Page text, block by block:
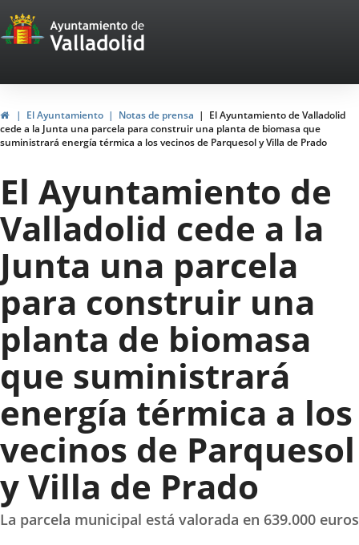
Portal
Web
del
Ayuntamiento
de
Valladolid
InicioEl Ayuntamiento Notas de prensa
El Ayuntamiento de Valladolid
cede a la Junta una parcela para construir una planta de biomasa que
suministrará energía térmica a los vecinos de Parquesol y Villa de Prado
El Ayuntamiento de
Valladolid cede a la
Junta una parcela
para construir una
planta de biomasa
que suministrará
energía térmica a los
vecinos de Parquesol
y Villa de Prado
La parcela municipal está valorada en 639.000 euros